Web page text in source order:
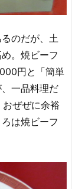
のだが、土
。焼ビーフ
円と「簡単
一品料理だ
ぜぜに余裕
は焼ビーフ